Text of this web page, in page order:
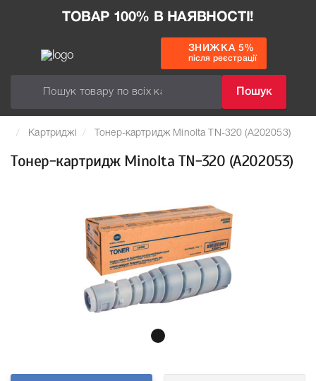
ТОВАР 100% В НАЯВНОСТІ!
Пошук
ЗНИЖКА 5%
після реєстрації
Картриджі Тонер-картридж Minolta TN-320 (A202053)
Тонер-картридж Minolta TN-320 (A202053)